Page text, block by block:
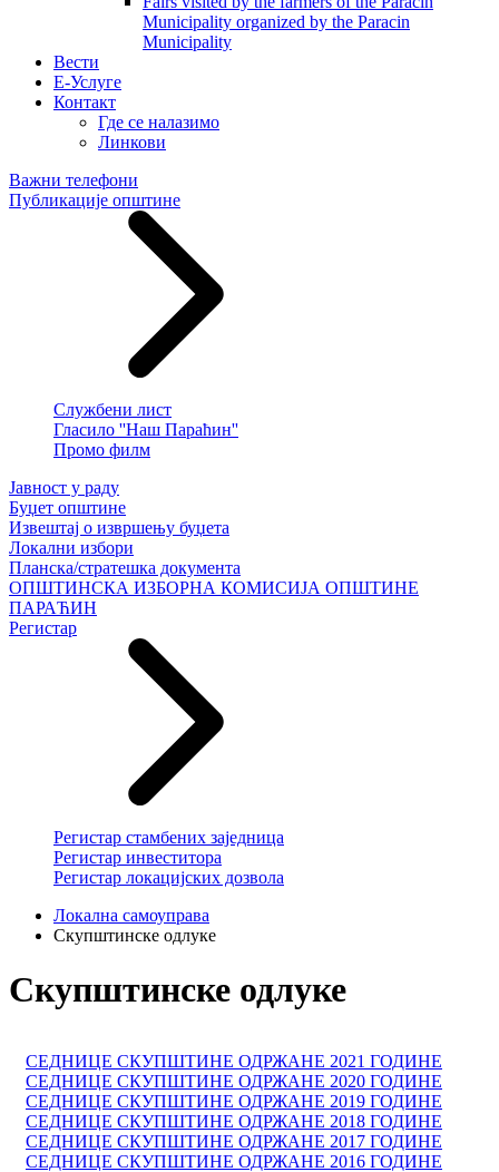
Municipality organized by the Paracin
Municipality
Вести
E-Услуге
Контакт
Где се налазимо
Линкови
Важни телефони
Публикације општине
Службени лист
Гласило ''Наш Параћин''
Промо филм
Јавност у раду
Буџет општине
Извештај о извршењу буџета
Локални избори
Планска/стратешка документа
ОПШТИНСКА ИЗБОРНА КОМИСИЈА ОПШТИНЕ
ПАРАЋИН
Регистар
Регистар стамбених заједница
Регистар инвеститора
Регистар локацијских дозвола
Локална самоуправа
Скупштинске одлуке
Скупштинске одлуке
СЕДНИЦE СКУПШТИНЕ ОДРЖАНE 2021 ГОДИНЕ
СЕДНИЦE СКУПШТИНЕ ОДРЖАНE 2020 ГОДИНЕ
СЕДНИЦE СКУПШТИНЕ ОДРЖАНE 2019 ГОДИНЕ
СЕДНИЦE СКУПШТИНЕ ОДРЖАНE 2018 ГОДИНЕ
СЕДНИЦE СКУПШТИНЕ ОДРЖАНE 2017 ГОДИНЕ
СЕДНИЦE СКУПШТИНЕ ОДРЖАНE 2016 ГОДИНЕ